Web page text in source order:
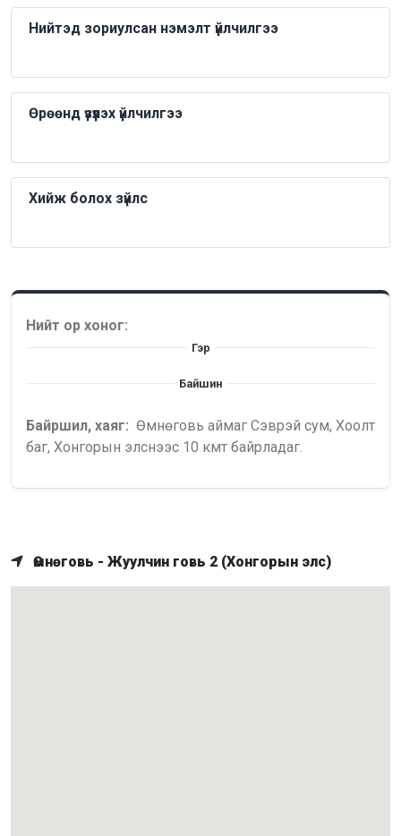
Нийтэд зориулсан нэмэлт үйлчилгээ
Өрөөнд үзүүлэх үйлчилгээ
Хийж болох зүйлс
Нийт ор хоног:
Гэр
Байшин
Байршил, хаяг: Өмнөговь аймаг Сэврэй сум, Хоолт
баг, Хонгорын элснээс 10 кмт байрладаг.
Өмнөговь - Жуулчин говь 2 (Хонгорын элс)